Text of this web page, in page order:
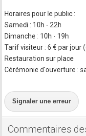
Horaires pour le public :
Samedi : 10h - 22h
Dimanche : 10h - 19h
Tarif visiteur : 6 € par jour
Restauration sur place
Cérémonie d'ouverture :
Signaler une erreur
Commentaires